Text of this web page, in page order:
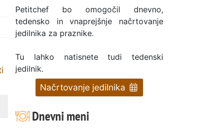
Petitchef bo omogočil dnevno,
tedensko in vnaprejšnje načrtovanje
jedilnika za praznike.
Tu lahko natisnete tudi tedenski
jedilnik.
Načrtovanje jedilnika
Dnevni meni